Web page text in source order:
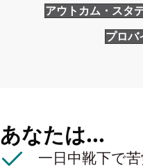
アウトカム・スタ
プロバ
あなたは...
一日中靴下で